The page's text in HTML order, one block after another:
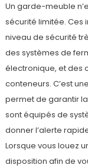
Un garde-meuble
sécurité limitée. Ces
niveau de sécurité
des systèmes de
électronique, et des
conteneurs. C’est
permet de garantir
sont équipés de
donner l’alerte
Lorsque vous louez
disposition afin de